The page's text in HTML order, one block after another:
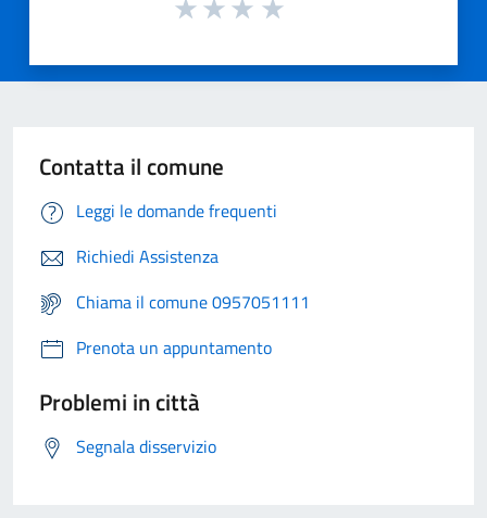
Contatta il comune
Leggi le domande frequenti
Richiedi Assistenza
Chiama il comune 0957051111
Prenota un appuntamento
Problemi in città
Segnala disservizio